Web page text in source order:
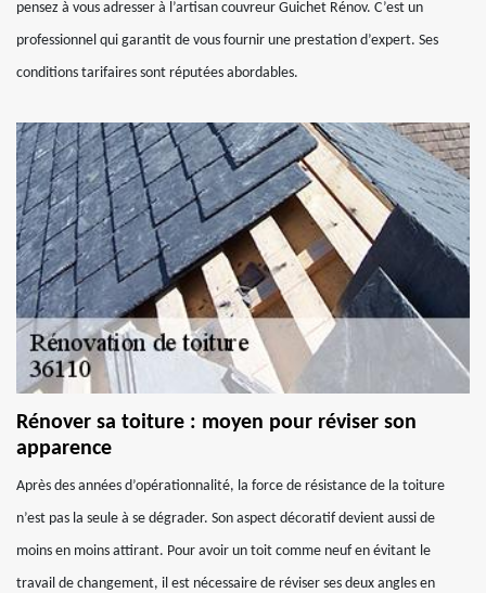
pensez à vous adresser à l’artisan couvreur Guichet Rénov. C’est un
professionnel qui garantit de vous fournir une prestation d’expert. Ses
conditions tarifaires sont réputées abordables.
Rénover sa toiture : moyen pour réviser son
apparence
Après des années d’opérationnalité, la force de résistance de la toiture
n’est pas la seule à se dégrader. Son aspect décoratif devient aussi de
moins en moins attirant. Pour avoir un toit comme neuf en évitant le
travail de changement, il est nécessaire de réviser ses deux angles en